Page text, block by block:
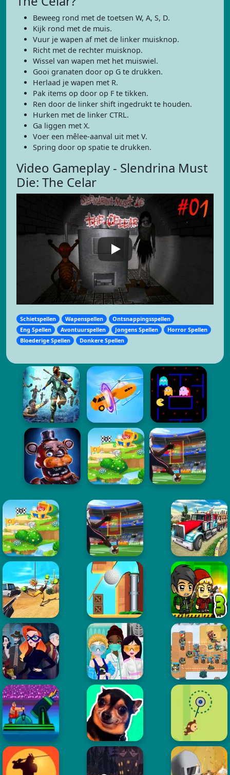
Beweeg rond met de toetsen W, A, S, D.
Kijk rond met de muis.
Vuur je wapen af met de linker muisknop.
Richt met de rechter muisknop.
Wissel van wapen met het muiswiel.
Gooi granaten door op G te drukken.
Herlaad je wapen met R.
Pak items op door op F te tikken.
Ren door de linker shift ingedrukt te houden.
Hurken met de linker CTRL.
Ga liggen met X.
Voer een mêlee-aanval uit met V.
Spring door op spatie te drukken.
Video Gameplay - Slendrina Must
Die: The Celar
Schietspellen Wapenspellen
Ontsnappingsspellen
Eng Spellen
Avontuurspellen Jongens Spellen
Horror Spellen
Bloederige Spellen
Donkere Spellen